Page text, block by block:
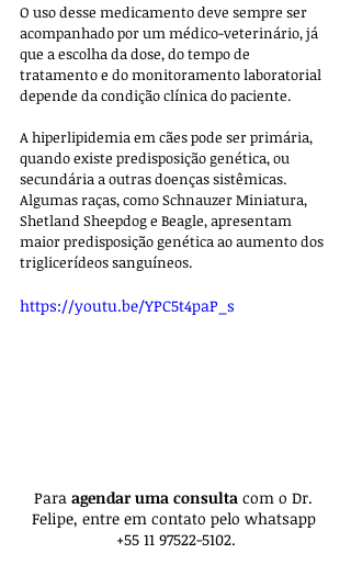
O uso desse medicamento deve sempre ser
acompanhado por um médico-veterinário, já
que a escolha da dose, do tempo de
tratamento e do monitoramento laboratorial
depende da condição clínica do paciente.
A hiperlipidemia em cães pode ser primária,
quando existe predisposição genética, ou
secundária a outras doenças sistêmicas.
Algumas raças, como Schnauzer Miniatura,
Shetland Sheepdog e Beagle, apresentam
maior predisposição genética ao aumento dos
triglicerídeos sanguíneos.
https://youtu.be/YPC5t4paP_s
Para agendar uma consulta com o Dr.
Felipe, entre em contato pelo whatsapp
+55 11 97522-5102.